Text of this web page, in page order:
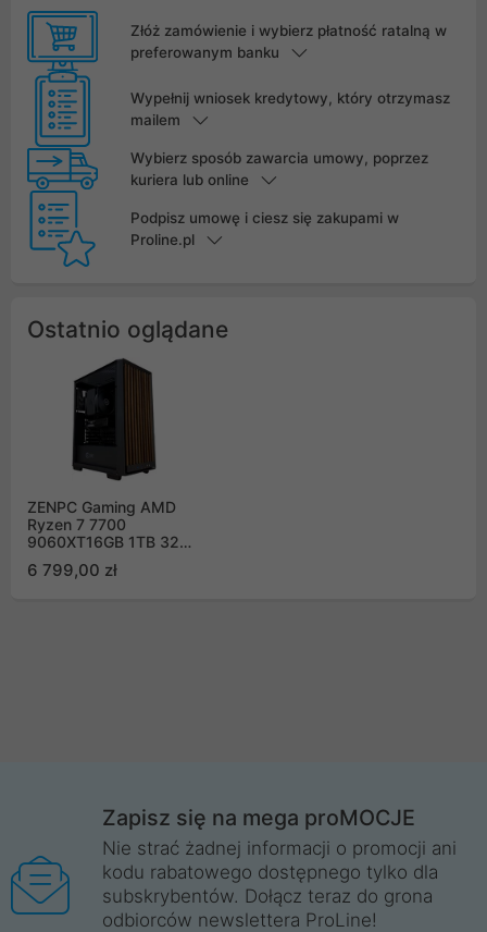
Złóż zamówienie i wybierz płatność ratalną w
preferowanym banku
Wypełnij wniosek kredytowy, który otrzymasz
mailem
Wybierz sposób zawarcia umowy, poprzez
kuriera lub online
Podpisz umowę i ciesz się zakupami w
Proline.pl
Ostatnio oglądane
ZENPC Gaming AMD
Ryzen 7 7700
9060XT16GB 1TB 32GB
6 799,00 zł
Zapisz się na mega proMOCJE
Nie strać żadnej informacji o promocji ani
kodu rabatowego dostępnego tylko dla
subskrybentów. Dołącz teraz do grona
odbiorców newslettera ProLine!